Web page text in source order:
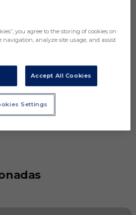
you agree to the storing of cookies on
navigation, analyze site usage, and assist
Accept All Cookies
Settings